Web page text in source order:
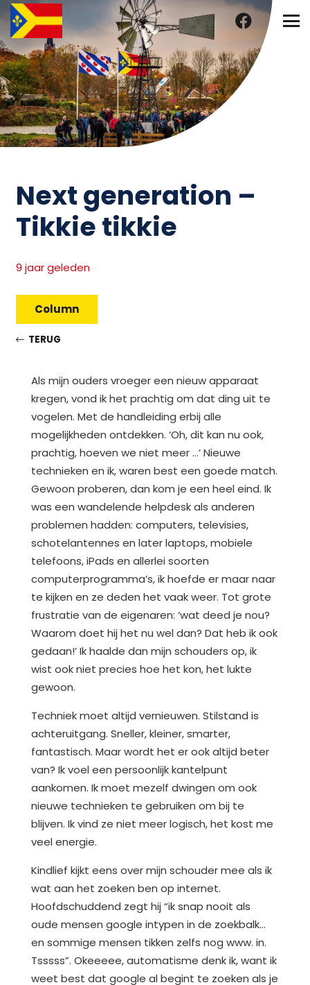
Next generation –
Tikkie tikkie
9 jaar geleden
Column
TERUG
Als mijn ouders vroeger een nieuw apparaat
kregen, vond ik het prachtig om dat ding uit te
vogelen. Met de handleiding erbij alle
mogelijkheden ontdekken. ‘Oh, dit kan nu ook,
prachtig, hoeven we niet meer …’ Nieuwe
technieken en ik, waren best een goede match.
Gewoon proberen, dan kom je een heel eind. Ik
was een wandelende helpdesk als anderen
problemen hadden: computers, televisies,
schotelantennes en later laptops, mobiele
telefoons, iPads en allerlei soorten
computerprogramma’s, ik hoefde er maar naar
te kijken en ze deden het vaak weer. Tot grote
frustratie van de eigenaren: ‘wat deed je nou?
Waarom doet hij het nu wel dan? Dat heb ik ook
gedaan!’ Ik haalde dan mijn schouders op, ik
wist ook niet precies hoe het kon, het lukte
gewoon.
Techniek moet altijd vernieuwen. Stilstand is
achteruitgang. Sneller, kleiner, smarter,
fantastisch. Maar wordt het er ook altijd beter
van? Ik voel een persoonlijk kantelpunt
aankomen. Ik moet mezelf dwingen om ook
nieuwe technieken te gebruiken om bij te
blijven. Ik vind ze niet meer logisch, het kost me
veel energie.
Kindlief kijkt eens over mijn schouder mee als ik
wat aan het zoeken ben op internet.
Hoofdschuddend zegt hij “ik snap nooit als
oude mensen google intypen in de zoekbalk…
en sommige mensen tikken zelfs nog www. in.
Tsssss”. Okeeeee, automatisme denk ik, want ik
weet best dat google al begint te zoeken als je